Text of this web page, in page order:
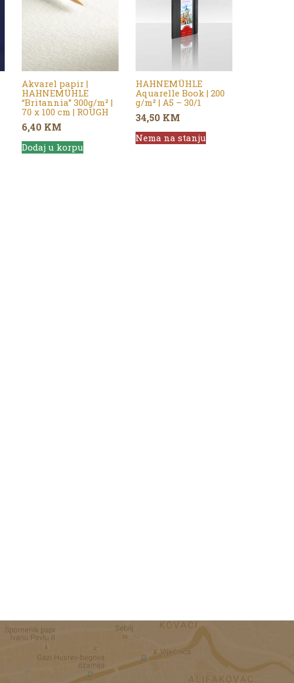
Akvarel papir |
HAHNEMÜHLE
“Britannia” 300g/m² |
70 x 100 cm | ROUGH
6,40 KM
Dodaj u korpu
HAHNEMÜHLE
Aquarelle Book | 200
g/m² | A5 – 30/1
34,50 KM
Nema na stanju